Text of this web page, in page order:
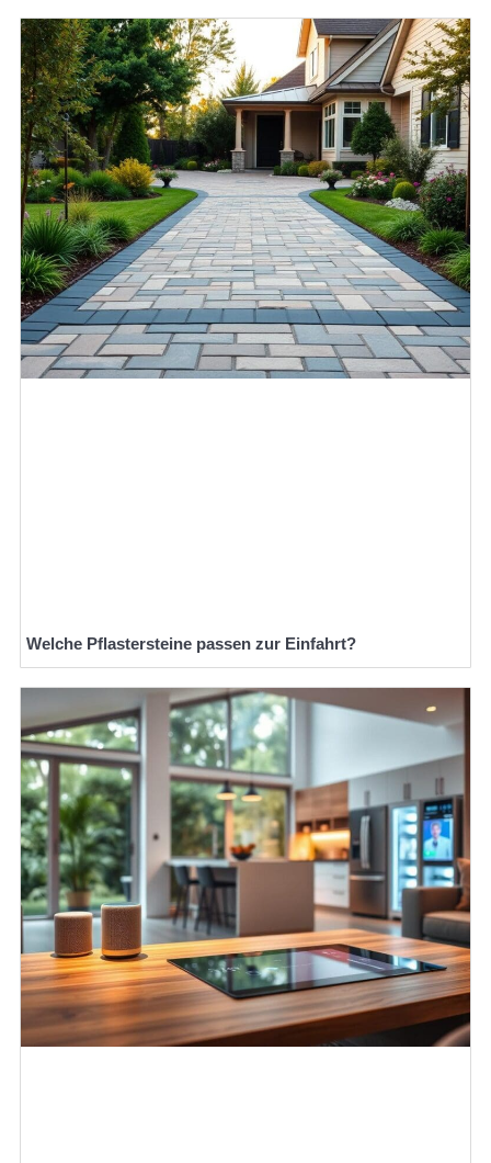
Welche Pflastersteine passen zur Einfahrt?